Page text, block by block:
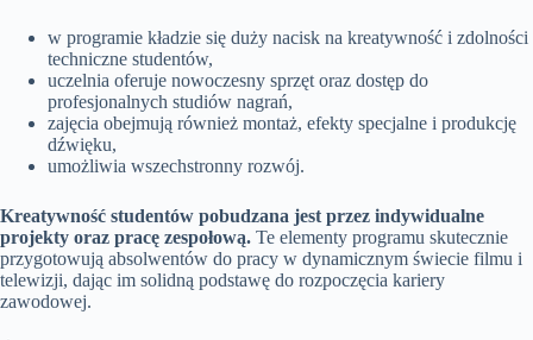
w programie kładzie się duży nacisk na kreatywność i zdolności
techniczne studentów,
uczelnia oferuje nowoczesny sprzęt oraz dostęp do
profesjonalnych studiów nagrań,
zajęcia obejmują również montaż, efekty specjalne i produkcję
dźwięku,
umożliwia wszechstronny rozwój.
Kreatywność studentów pobudzana jest przez indywidualne
projekty oraz pracę zespołową. Te elementy programu skutecznie
przygotowują absolwentów do pracy w dynamicznym świecie filmu i
telewizji, dając im solidną podstawę do rozpoczęcia kariery
zawodowej.